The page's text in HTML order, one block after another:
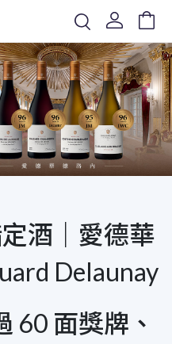
酒｜愛德華
Delaunay
60 面獎牌、